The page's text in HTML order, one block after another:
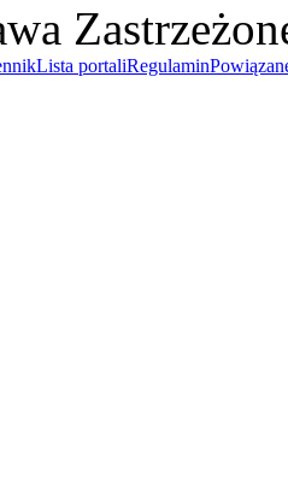
Lista portaliRegulamin